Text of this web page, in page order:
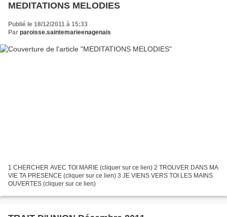
MEDITATIONS MELODIES
Publié le 18/12/2011 à 15:33
Par paroisse.saintemarieenagenais
1 CHERCHER AVEC TOI MARIE (cliquer sur ce lien) 2 TROUVER DANS MA
VIE TA PRESENCE (cliquer sur ce lien) 3 JE VIENS VERS TOI LES MAINS
OUVERTES (cliquer sur ce lien)